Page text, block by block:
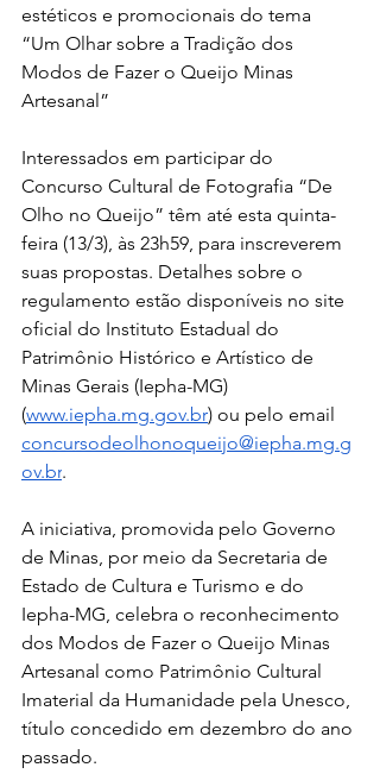
estéticos e promocionais do tema
“Um Olhar sobre a Tradição dos
Modos de Fazer o Queijo Minas
Artesanal”
Interessados em participar do
Concurso Cultural de Fotografia “De
Olho no Queijo” têm até esta quinta-
feira (13/3), às 23h59, para inscreverem
suas propostas. Detalhes sobre o
regulamento estão disponíveis no site
oficial do Instituto Estadual do
Patrimônio Histórico e Artístico de
Minas Gerais (Iepha-MG)
(www.iepha.mg.gov.br) ou pelo email
concursodeolhonoqueijo@iepha.mg.g
ov.br.
A iniciativa, promovida pelo Governo
de Minas, por meio da Secretaria de
Estado de Cultura e Turismo e do
Iepha-MG, celebra o reconhecimento
dos Modos de Fazer o Queijo Minas
Artesanal como Patrimônio Cultural
Imaterial da Humanidade pela Unesco,
título concedido em dezembro do ano
passado.